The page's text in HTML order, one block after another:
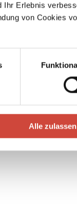
Ihr Erlebnis
von Cookies
Alle zulassen